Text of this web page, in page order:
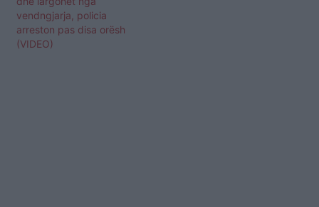
vendngjarja, policia
arreston pas disa orësh
(VIDEO)